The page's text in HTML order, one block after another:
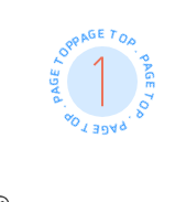
PAGE TOP . PAGE TOP . PAGE TOP . PAGE TOP .